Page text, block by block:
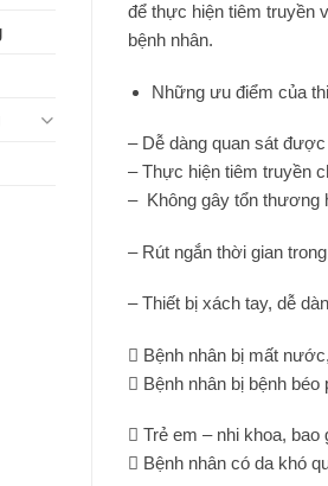
để thực hiện tiêm truyền
bệnh nhân.
Những ưu điểm của
– Dễ dàng quan sát
– Thực hiện tiêm truyền
– Không gây tổn thương
– Rút ngắn thời gian
– Thiết bị xách tay, dễ
 Bệnh nhân bị mất
 Bệnh nhân bị bệnh
 Trẻ em – nhi khoa,
 Bệnh nhân có da khó